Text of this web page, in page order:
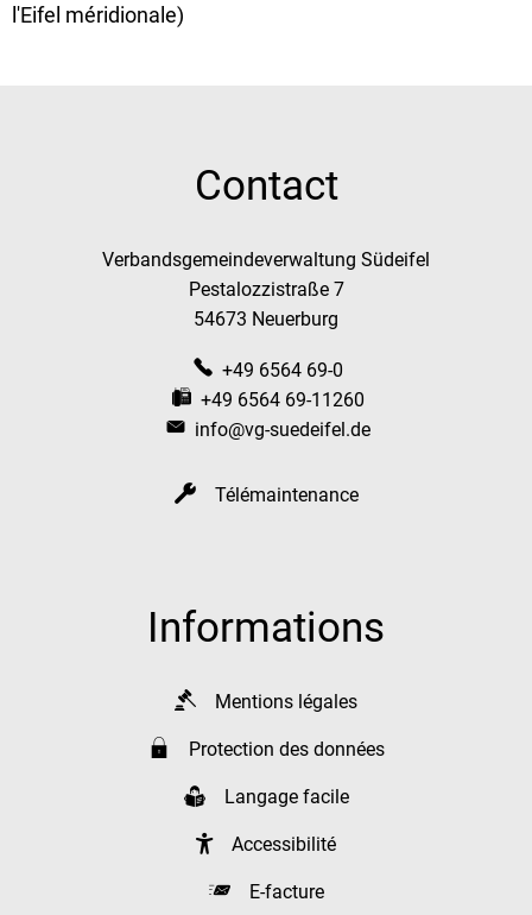
l'Eifel méridionale)
Contact
Verbandsgemeindeverwaltung Südeifel
Pestalozzistraße 7
54673 Neuerburg
+49 6564 69-0
+49 6564 69-11260
info@vg-suedeifel.de
Télémaintenance
Informations
Mentions légales
Protection des données
Langage facile
Accessibilité
E-facture